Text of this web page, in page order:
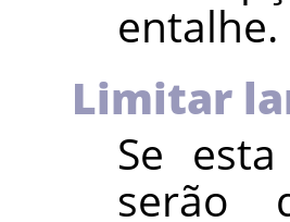
entalhe.
Limitar
Se
serão